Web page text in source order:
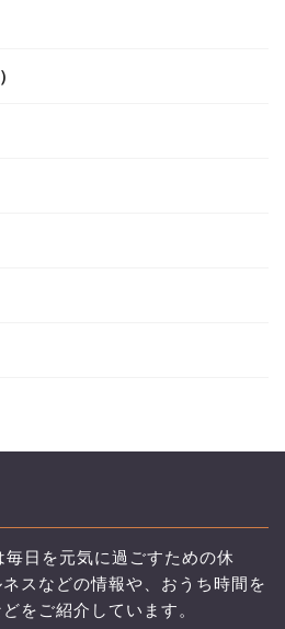
日を元気に過ごすための休
スなどの情報や、おうち時間を
をご紹介しています。